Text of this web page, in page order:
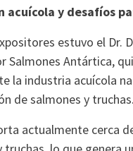
acuícola y desafíos
estuvo el Dr.
Salmones Antártica,
la industria acuícola
de salmones y truchas.
actualmente cerca